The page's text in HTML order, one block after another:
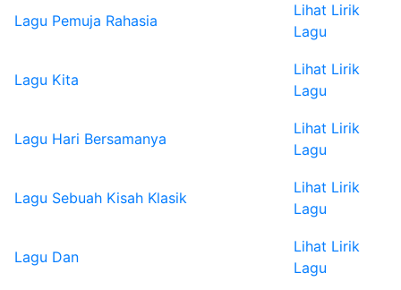
Lagu Pemuja Rahasia
Lihat Lirik
Lagu
Lagu Kita
Lihat Lirik
Lagu
Lagu Hari Bersamanya
Lihat Lirik
Lagu
Lagu Sebuah Kisah Klasik
Lihat Lirik
Lagu
Lagu Dan
Lihat Lirik
Lagu